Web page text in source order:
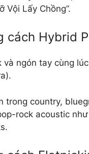
Vội Lấy Chồng”.
cách Hybrid
và ngón tay cùng
trong country,
rock acoustic